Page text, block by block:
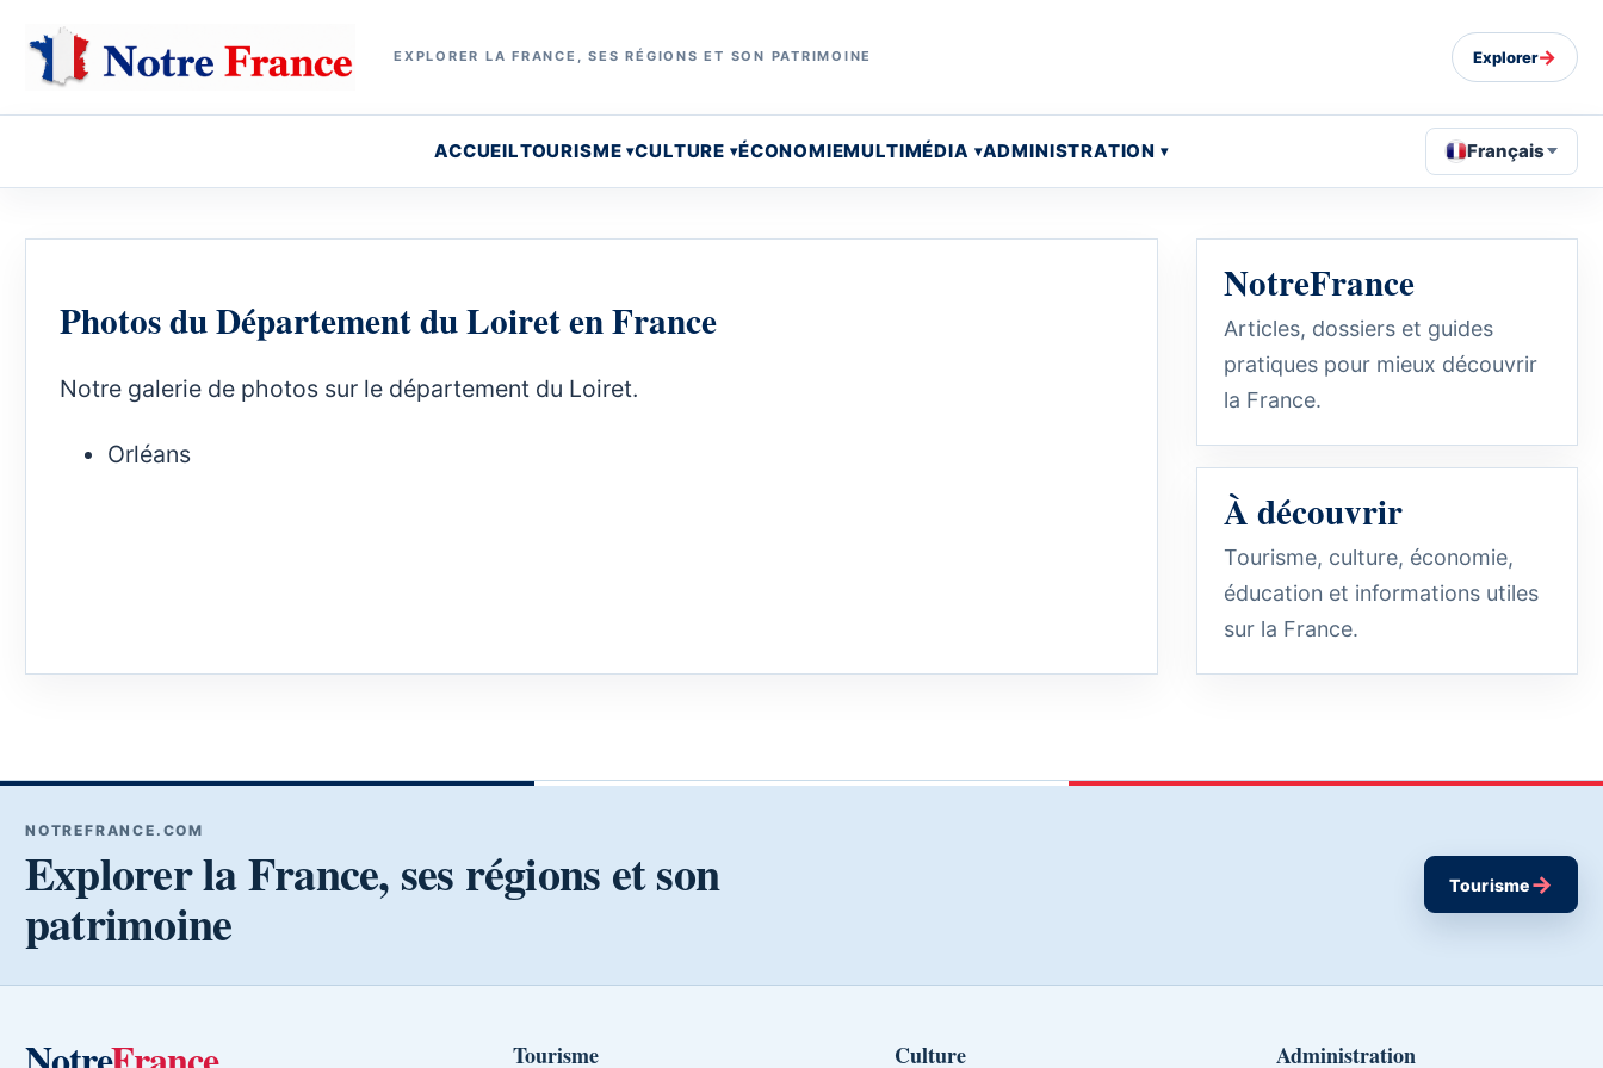
EXPLORER LA FRANCE, SES RÉGIONS ET SON PATRIMOINE Explorer→
ACCUEILTOURISME CULTURE ÉCONOMIEMULTIMÉDIA ADMINISTRATION Français
Photos du Département du Loiret en France
Notre galerie de photos sur le département du Loiret.
Orléans
NotreFrance
Articles, dossiers et guides
pratiques pour mieux découvrir
la France.
À découvrir
Tourisme, culture, économie,
éducation et informations utiles
sur la France.
NOTREFRANCE.COM
Explorer la France, ses régions et son
patrimoine
Tourisme→
Tourisme Culture Administration